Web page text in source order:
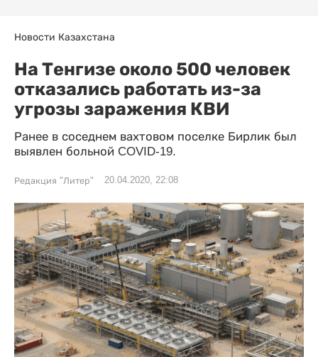
Новости Казахстана
На Тенгизе около 500 человек
отказались работать из-за
угрозы заражения КВИ
Ранее в соседнем вахтовом поселке Бирлик был
выявлен больной COVID-19.
Редакция "Литер" 20.04.2020, 22:08